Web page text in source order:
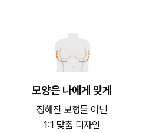
모양은 나에게 맞게
정해진 보형물 아닌
1:1 맞춤 디자인